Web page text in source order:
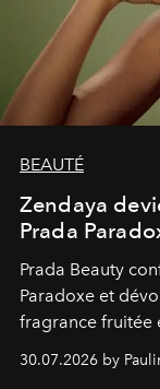
BEAUTÉ
Zendaya
Prada
Prada Beauty
Paradoxe et
fragrance fruitée
Chemistry Eau de
30.07.2026 by